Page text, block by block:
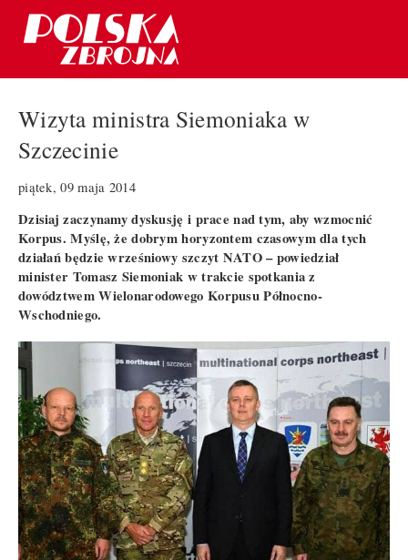
Wizyta ministra Siemoniaka w
Szczecinie
piątek, 09 maja 2014
Dzisiaj zaczynamy dyskusję i prace nad tym, aby wzmocnić
Korpus. Myślę, że dobrym horyzontem czasowym dla tych
działań będzie wrześniowy szczyt NATO – powiedział
minister Tomasz Siemoniak w trakcie spotkania z
dowództwem Wielonarodowego Korpusu Północno-
Wschodniego.